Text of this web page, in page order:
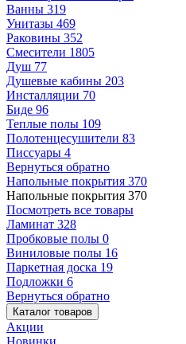
Ванны 319
Унитазы 469
Раковины 352
Смесители 1805
Душ 77
Душевые кабины 203
Инсталляции 70
Биде 96
Теплые полы 109
Полотенцесушители 83
Писсуары 4
Вернуться обратно
Напольные покрытия 370
Напольные покрытия 370
Посмотреть все товары
Ламинат 328
Пробковые полы 0
Виниловые полы 16
Паркетная доска 19
Подложки 6
Вернуться обратно
Каталог товаров
Акции
Новинки